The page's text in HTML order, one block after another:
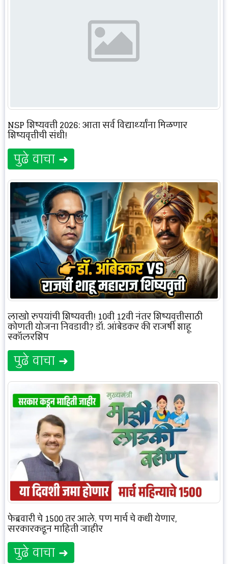
NSP शिष्यवृत्ती 2026: आता सर्व विद्यार्थ्यांना मिळणार
शिष्यवृत्तीची संधी!
पुढे वाचा ➜
लाखो रुपयांची शिष्यवृत्ती! 10वी 12वी नंतर शिष्यवृत्तीसाठी
कोणती योजना निवडावी? डॉ. आंबेडकर की राजर्षी शाहू
स्कॉलरशिप
पुढे वाचा ➜
फेब्रुवारी चे 1500 तर आले, पण मार्च चे कधी येणार,
सरकारकडून माहिती जाहीर
पुढे वाचा ➜